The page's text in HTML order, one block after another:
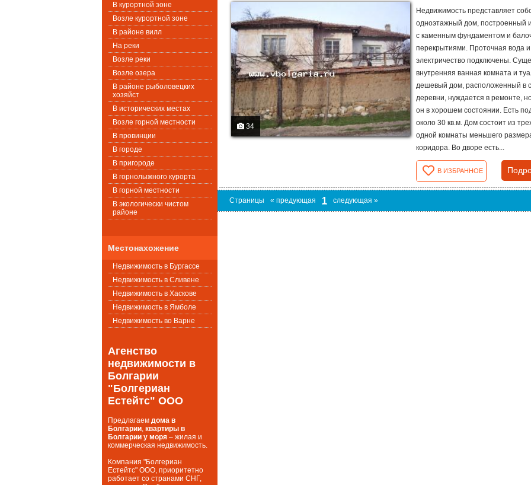
В курортной зоне
Возле курортной зоне
В районе вилл
На реки
Возле реки
Возле озера
В районе рыболовецких
хозяйст
В исторических местах
Возле горной местности
В провинции
В городе
В пригороде
В горнолыжного курорта
В горной местности
В экологически чистом
районе
Местонахожение
Недвижимость в Бургассе
Недвижимость в Сливене
Недвижимость в Хаскове
Недвижимость в Ямболе
Недвижимость во Варне
Агенство
недвижимости в
Болгарии
"Болгериан
Естейтс" ООО
Предлагаем дома в
Болгарии, квартиры в
Болгарии у моря – жилая и
коммерческая недвижимость.
Компания "Болгериан
Естейтс" ООО, приоритетно
работает со странами СНГ,
34
Недвижимость представляет
одноэтажный дом, построенный
с каменным фундаментом и
перекрытиями. Проточная вода и
электричество подключены.
внутренняя ванная комната и
дешевый дом, расположенный в
деревни, нуждается в ремонте,
он в хорошем состоянии. Есть
около 30 кв.м. Дом состоит из
одной комнаты меньшего
коридора. Во дворе есть...
В ИЗБРАННОЕ
Страницы « предующая 1 следующая »